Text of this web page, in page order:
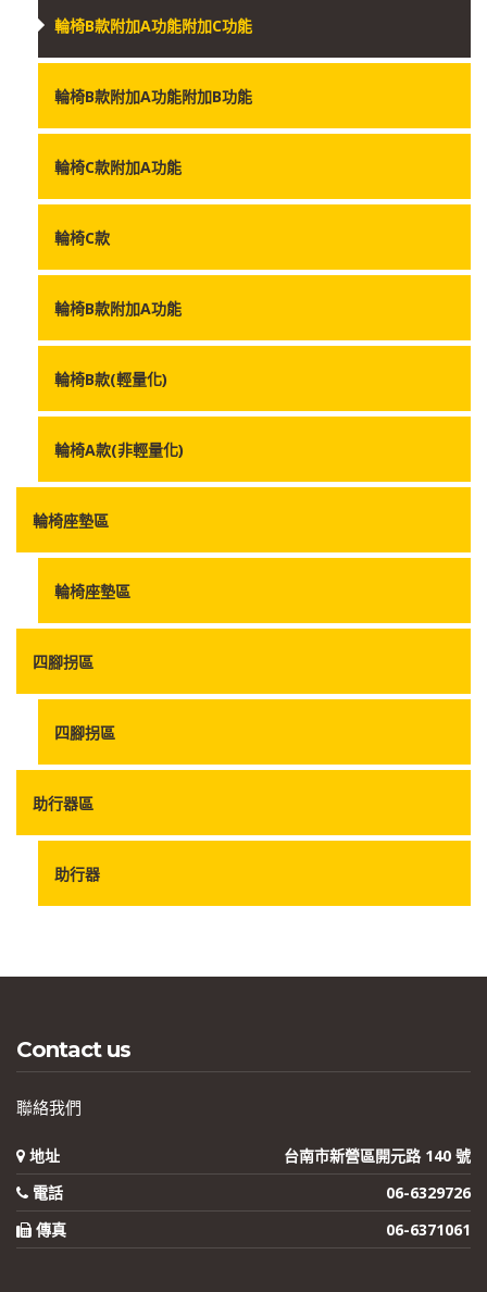
輪椅B款附加A功能附加C功能
輪椅B款附加A功能附加B功能
輪椅C款附加A功能
輪椅C款
輪椅B款附加A功能
輪椅B款(輕量化)
輪椅A款(非輕量化)
輪椅座墊區
輪椅座墊區
四腳拐區
四腳拐區
助行器區
助行器
Contact us
聯絡我們
地址
台南市新營區開元路 140 號
電話
06-6329726
傳真
06-6371061